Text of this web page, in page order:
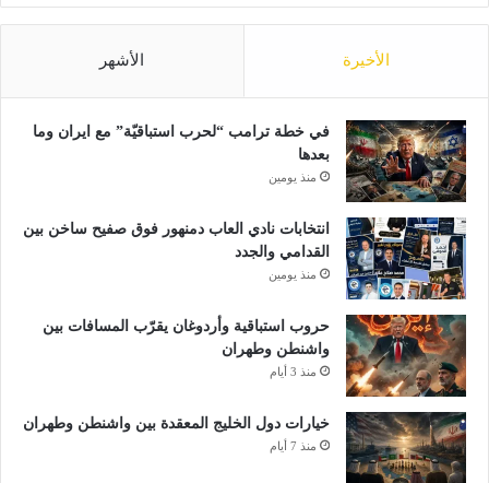
و
ن
ص
ح
ة
الأخيرة الأشهر
في خطة ترامب “لحرب استباقيّة” مع ايران وما
بعدها
منذ يومين
انتخابات نادي العاب دمنهور فوق صفيح ساخن بين
القدامي والجدد
منذ يومين
حروب استباقية وأردوغان يقرّب المسافات بين
واشنطن وطهران
منذ 3 أيام
خيارات دول الخليج المعقدة بين واشنطن وطهران
منذ 7 أيام